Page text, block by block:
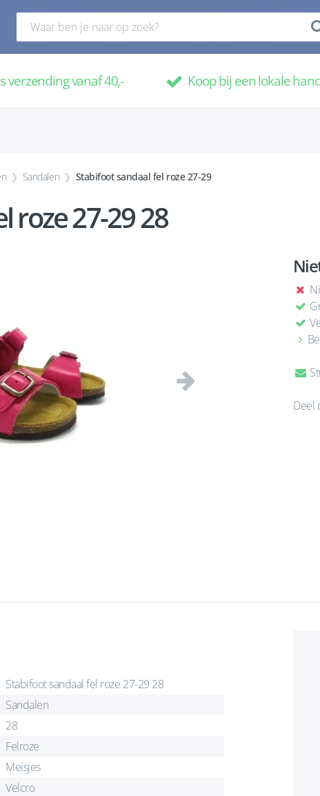
verzending vanaf 40,- Koop bij een lokale
Sandalen Stabifoot sandaal fel roze 27-29
roze 27-29 28
Volgende
Deel
Stabifoot sandaal fel roze 27-29 28
Sandalen
28
Felroze
Meisjes
Velcro